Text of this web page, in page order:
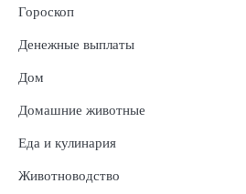
Гороскоп
Денежные выплаты
Дом
Домашние животные
Еда и кулинария
Животноводство